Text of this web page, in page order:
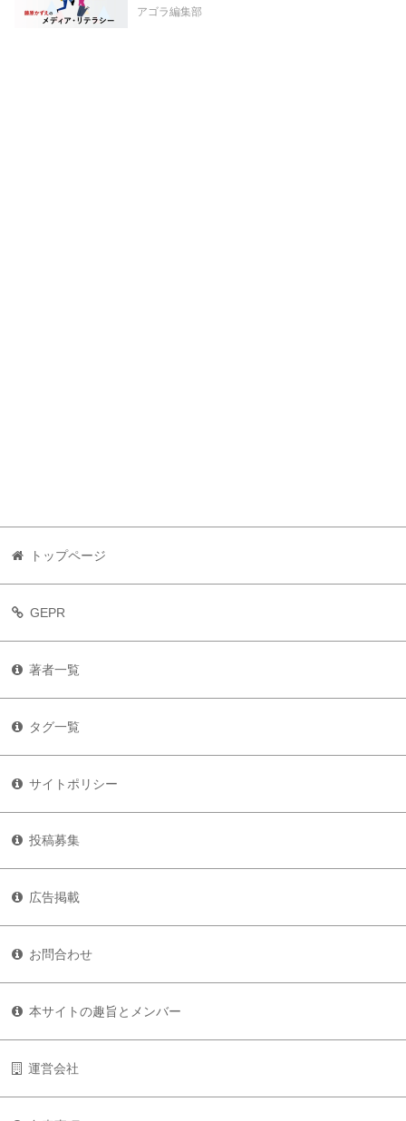
アゴラ編集部
トップページ
GEPR
著者一覧
タグ一覧
サイトポリシー
投稿募集
広告掲載
お問合わせ
本サイトの趣旨とメンバー
運営会社